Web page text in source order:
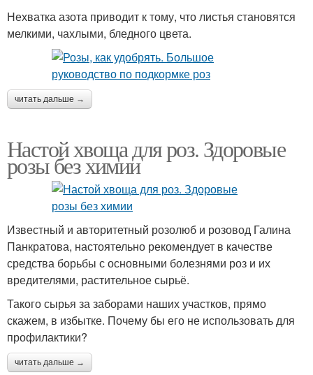
Нехватка азота приводит к тому, что листья становятся
мелкими, чахлыми, бледного цвета.
читать дальше →
Настой хвоща для роз. Здоровые
розы без химии
Известный и авторитетный розолюб и розовод Галина
Панкратова, настоятельно рекомендует в качестве
средства борьбы с основными болезнями роз и их
вредителями, растительное сырьё.
Такого сырья за заборами наших участков, прямо
скажем, в избытке. Почему бы его не использовать для
профилактики?
читать дальше →